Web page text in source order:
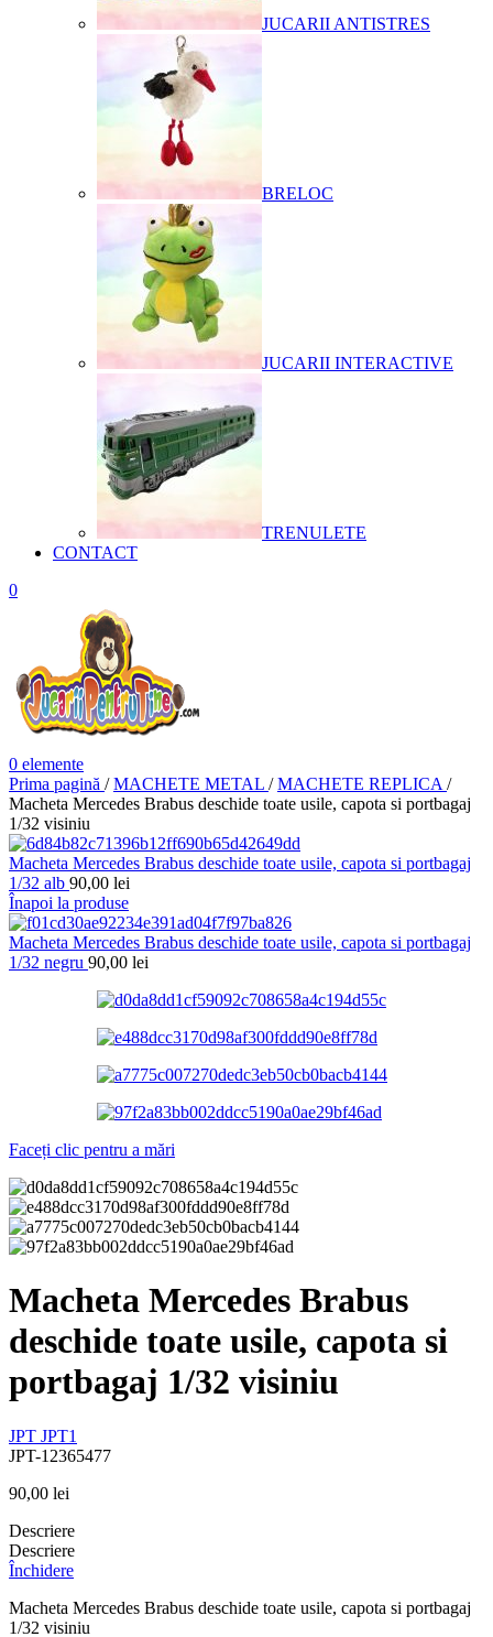
JUCARII ANTISTRES
BRELOC
JUCARII INTERACTIVE
TRENULETE
CONTACT
0
0 elemente
Prima pagină / MACHETE METAL / MACHETE REPLICA /
Macheta Mercedes Brabus deschide toate usile, capota si portbagaj
1/32 visiniu
Macheta Mercedes Brabus deschide toate usile, capota si portbagaj
1/32 alb 90,00 lei
Înapoi la produse
Macheta Mercedes Brabus deschide toate usile, capota si portbagaj
1/32 negru 90,00 lei
Faceți clic pentru a mări
Macheta Mercedes Brabus
deschide toate usile, capota si
portbagaj 1/32 visiniu
JPT JPT1
JPT-12365477
90,00 lei
Descriere
Descriere
Închidere
Macheta Mercedes Brabus deschide toate usile, capota si portbagaj
1/32 visiniu